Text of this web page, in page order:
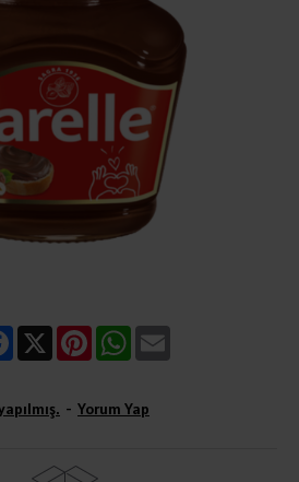
Facebook
X PinterestWhatsApp
- Yorum Yap